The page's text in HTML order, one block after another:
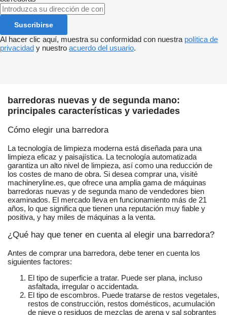
Suscribirse
Al hacer clic aquí, muestra su conformidad con nuestra política de
privacidad y nuestro acuerdo del usuario.
barredoras nuevas y de segunda mano:
principales características y variedades
Cómo elegir una barredora
La tecnología de limpieza moderna está diseñada para una
limpieza eficaz y paisajística. La tecnología automatizada
garantiza un alto nivel de limpieza, así como una reducción de
los costes de mano de obra. Si desea comprar una, visité
machineryline.es, que ofrece una amplia gama de máquinas
barredoras nuevas y de segunda mano de vendedores bien
examinados. El mercado lleva en funcionamiento más de 21
años, lo que significa que tienen una reputación muy fiable y
positiva, y hay miles de máquinas a la venta.
¿Qué hay que tener en cuenta al elegir una barredora?
Antes de comprar una barredora, debe tener en cuenta los
siguientes factores:
El tipo de superficie a tratar. Puede ser plana, incluso
asfaltada, irregular o accidentada.
El tipo de escombros. Puede tratarse de restos vegetales,
restos de construcción, restos domésticos, acumulación
de nieve o residuos de mezclas de arena y sal sobrantes